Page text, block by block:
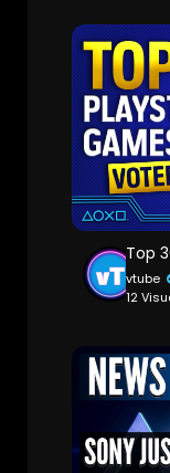
vtube
12